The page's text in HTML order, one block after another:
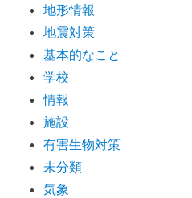
地形情報
地震対策
基本的なこと
学校
情報
施設
有害生物対策
未分類
気象